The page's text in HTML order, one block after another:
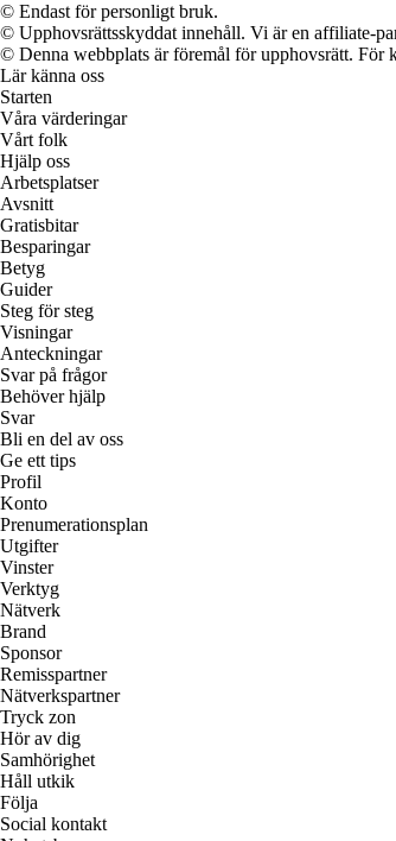
© Endast för personligt bruk.
© Upphovsrättsskyddat innehåll. Vi är en affiliate-
© Denna webbplats är föremål för upphovsrätt. För
Lär känna oss
Starten
Våra värderingar
Vårt folk
Hjälp oss
Arbetsplatser
Avsnitt
Gratisbitar
Besparingar
Betyg
Guider
Steg för steg
Visningar
Anteckningar
Svar på frågor
Behöver hjälp
Svar
Bli en del av oss
Ge ett tips
Profil
Konto
Prenumerationsplan
Utgifter
Vinster
Verktyg
Nätverk
Brand
Sponsor
Remisspartner
Nätverkspartner
Tryck zon
Hör av dig
Samhörighet
Håll utkik
Följa
Social kontakt